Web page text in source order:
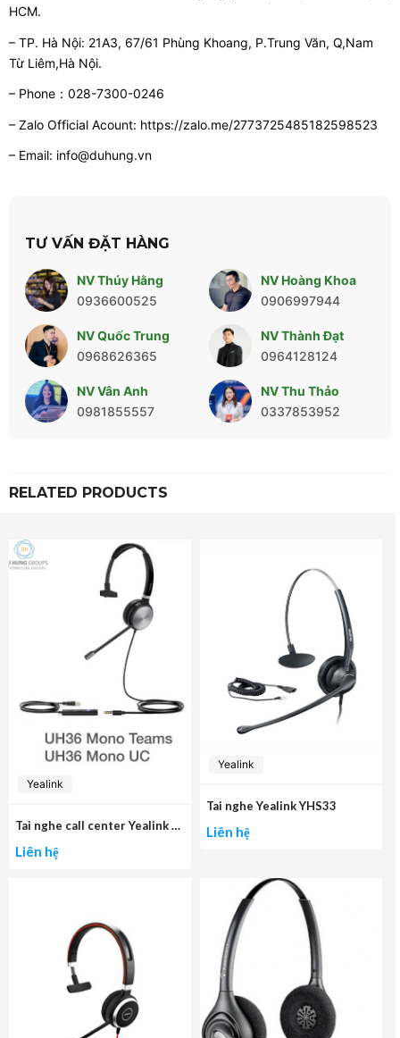
HCM.
– TP. Hà Nội: 21A3, 67/61 Phùng Khoang, P.Trung Văn, Q,Nam
Từ Liêm,Hà Nội.
– Phone：028-7300-0246
– Zalo Official Acount: https://zalo.me/2773725485182598523
– Email: info@duhung.vn
TƯ VẤN ĐẶT HÀNG
NV Thúy Hằng
0936600525
NV Hoàng Khoa
0906997944
NV Quốc Trung
0968626365
NV Thành Đạt
0964128124
NV Vân Anh
0981855557
NV Thu Thảo
0337853952
RELATED PRODUCTS
Yealink
Tai nghe call center Yealink UH36 mono
Liên hệ
Yealink
Tai nghe Yealink YHS33
Liên hệ